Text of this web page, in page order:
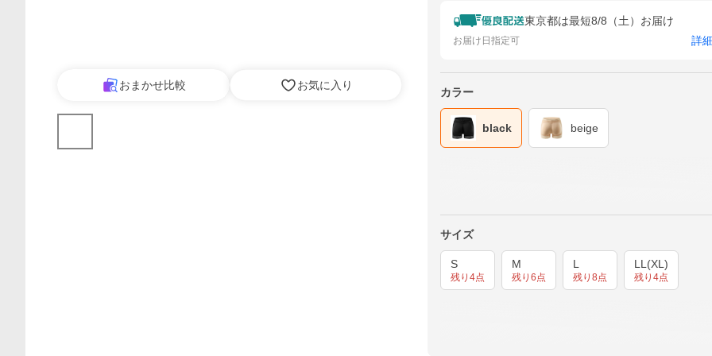
おまかせ比較 お気に入り
東京都は最短8/8（土）お届け
お届け日指定可 詳
カラー
black beige
サイズ
S
残り4点
M
残り6点
L
残り8点
LL(XL)
残り4点